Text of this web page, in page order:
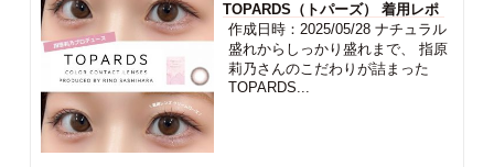
TOPARDS（トパーズ） 着用レポ
作成日時：2025/05/28 ナチュラル
盛れからしっかり盛れまで、 指原
莉乃さんのこだわりが詰まった
TOPARDS...